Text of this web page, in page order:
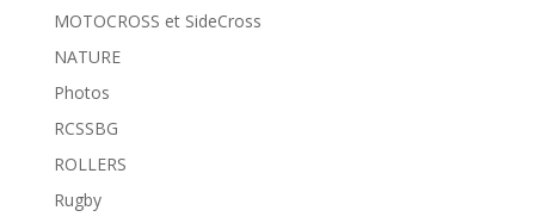
MOTOCROSS et SideCross
NATURE
Photos
RCSSBG
ROLLERS
Rugby